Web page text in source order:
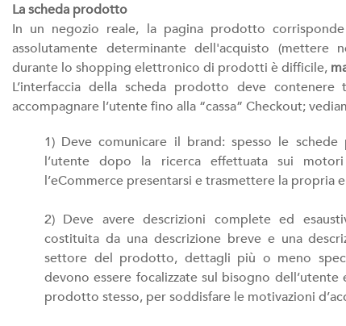
La scheda prodotto
In un negozio reale, la pagina prodotto
assolutamente determinante dell'acquisto (mettere
durante lo shopping elettronico di prodotti è difficile,
L’interfaccia della scheda prodotto deve
accompagnare l’utente fino alla “cassa” Checkout;
1) Deve comunicare il brand: spesso le
l’utente dopo la ricerca effettuata sui
l’eCommerce presentarsi e trasmettere la propria
2) Deve avere descrizioni complete ed
costituita da una descrizione breve e una
settore del prodotto, dettagli più o meno
devono essere focalizzate sul bisogno
prodotto stesso, per soddisfare le motivazioni